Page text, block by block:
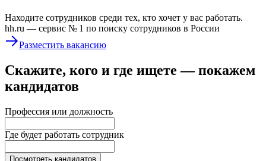
Находите сотрудников среди тех, кто хочет у вас работать.
hh.ru — сервис № 1 по поиску сотрудников в России
Разместить вакансию
Скажите, кого и где ищете — покажем
кандидатов
Профессия или должность
Где будет работать сотрудник
Посмотреть кандидатов